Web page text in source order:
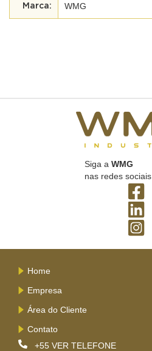
WMG
Siga a WMG
nas redes sociais
Home
Empresa
Área do Cliente
Contato
+55 VER TELEFONE